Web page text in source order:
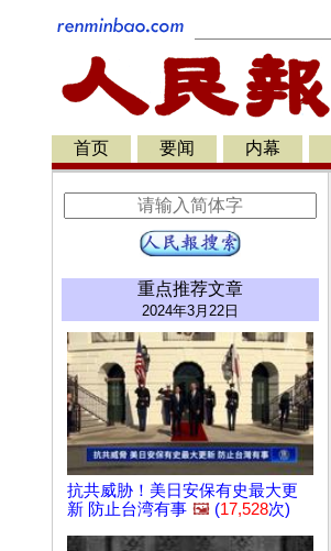
首页 要闻 内幕
重点推荐文章
2024年3月22日
抗共威胁！美日安保有史最大更
新 防止台湾有事 🖼️ (17,528次)